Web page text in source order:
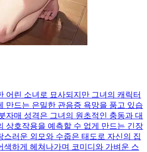
어린 소녀로 묘사되지만 그녀의 캐릭터
만드는 은밀한 관음증 욕망을 품고 있습
자매 성격은 그녀의 원초적인 충동과 대
상호작용을 예측할 수 없게 만드는 긴장
스러운 외모와 수줍은 태도로 자신의 집
색하게 헤쳐나가며 코미디와 가벼운 스